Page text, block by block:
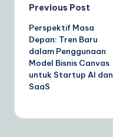
Post
navigation
Previous Post
Perspektif Masa
Depan: Tren Baru
dalam Penggunaan
Model Bisnis Canvas
untuk Startup AI dan
SaaS